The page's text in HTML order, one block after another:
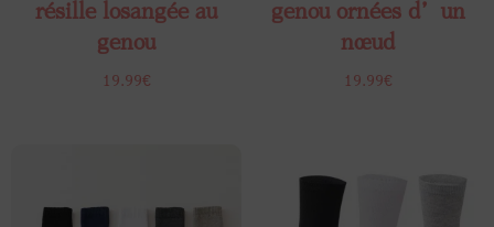
résille losangée au
genou
19.99€
genou ornées d’un
nœud
19.99€